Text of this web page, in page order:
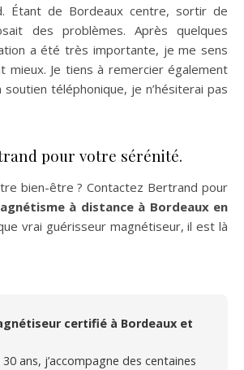
Étant de Bordeaux centre, sortir de
des problèmes. Après quelques
a été très importante, je me sens
mieux. Je tiens à remercier également
téléphonique, je n’hésiterai pas
pour votre sérénité.
bien-être ? Contactez Bertrand pour
à distance à Bordeaux en
vrai guérisseur magnétiseur, il est là
certifié à Bordeaux et
ans, j’accompagne des centaines